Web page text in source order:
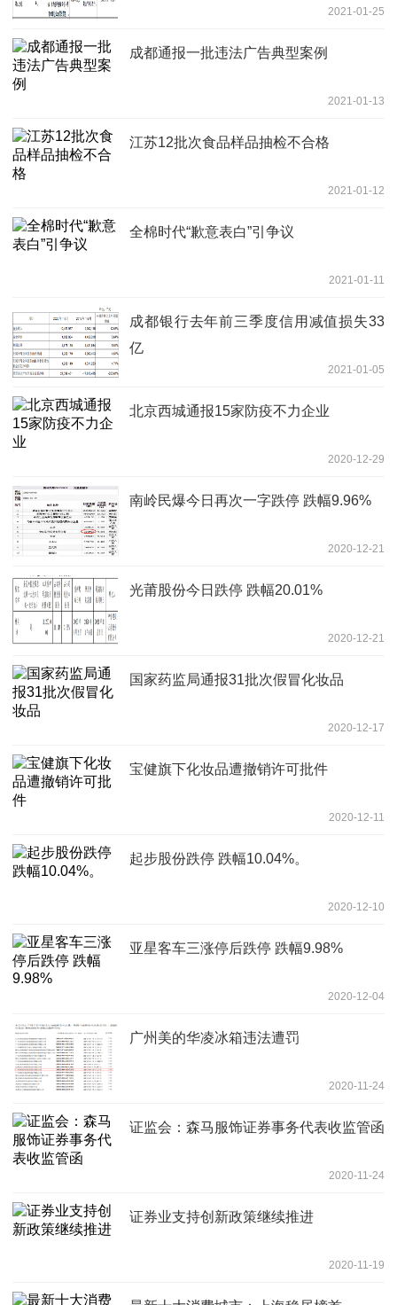
2021-01-25
成都通报一批违法广告典型案例
2021-01-13
江苏12批次食品样品抽检不合格
2021-01-12
全棉时代“歉意表白”引争议
2021-01-11
成都银行去年前三季度信用减值损失33
亿
2021-01-05
北京西城通报15家防疫不力企业
2020-12-29
南岭民爆今日再次一字跌停 跌幅9.96%
2020-12-21
光莆股份今日跌停 跌幅20.01%
2020-12-21
国家药监局通报31批次假冒化妆品
2020-12-17
宝健旗下化妆品遭撤销许可批件
2020-12-11
起步股份跌停 跌幅10.04%。
2020-12-10
亚星客车三涨停后跌停 跌幅9.98%
2020-12-04
广州美的华凌冰箱违法遭罚
2020-11-24
证监会：森马服饰证券事务代表收监管函
2020-11-24
证券业支持创新政策继续推进
2020-11-19